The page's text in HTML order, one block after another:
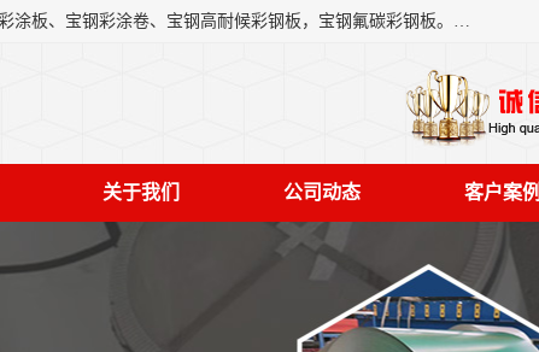
上海轩本实业有限公司主营产品：宝钢彩钢板、宝钢彩钢卷、宝钢彩涂板、宝钢彩涂卷、宝钢高耐候彩钢板，宝钢氟碳彩钢板。是一家集钢铁贸易，物流、加工为一体的产业全配套公司。
关于我们 公司动态 客户案例